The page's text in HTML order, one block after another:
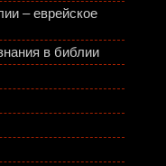
– еврейское
в библии